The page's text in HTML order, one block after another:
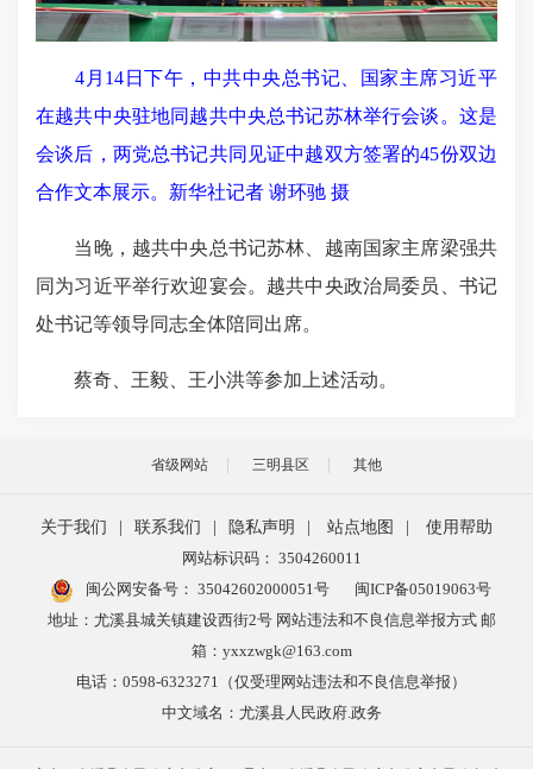
4月14日下午，中共中央总书记、国家主席习近平
在越共中央驻地同越共中央总书记苏林举行会谈。这是
会谈后，两党总书记共同见证中越双方签署的45份双边
合作文本展示。新华社记者 谢环驰 摄
当晚，越共中央总书记苏林、越南国家主席梁强共
同为习近平举行欢迎宴会。越共中央政治局委员、书记
处书记等领导同志全体陪同出席。
蔡奇、王毅、王小洪等参加上述活动。
省级网站 三明县区 其他
关于我们 联系我们 隐私声明 站点地图
使用帮助
网站标识码： 3504260011
闽公网安备号： 35042602000051号
闽ICP备05019063号
地址：尤溪县城关镇建设西街2号 网站违法和不良信息举报方式 邮
箱：yxxzwgk@163.com
电话：0598-6323271（仅受理网站违法和不良信息举报）
中文域名：尤溪县人民政府.政务